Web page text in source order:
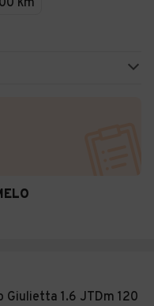
km
Giulietta 1.6 JTDm 120